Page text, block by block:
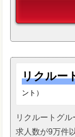
リクルー
ント）
リクルートグ
求人数が9万件